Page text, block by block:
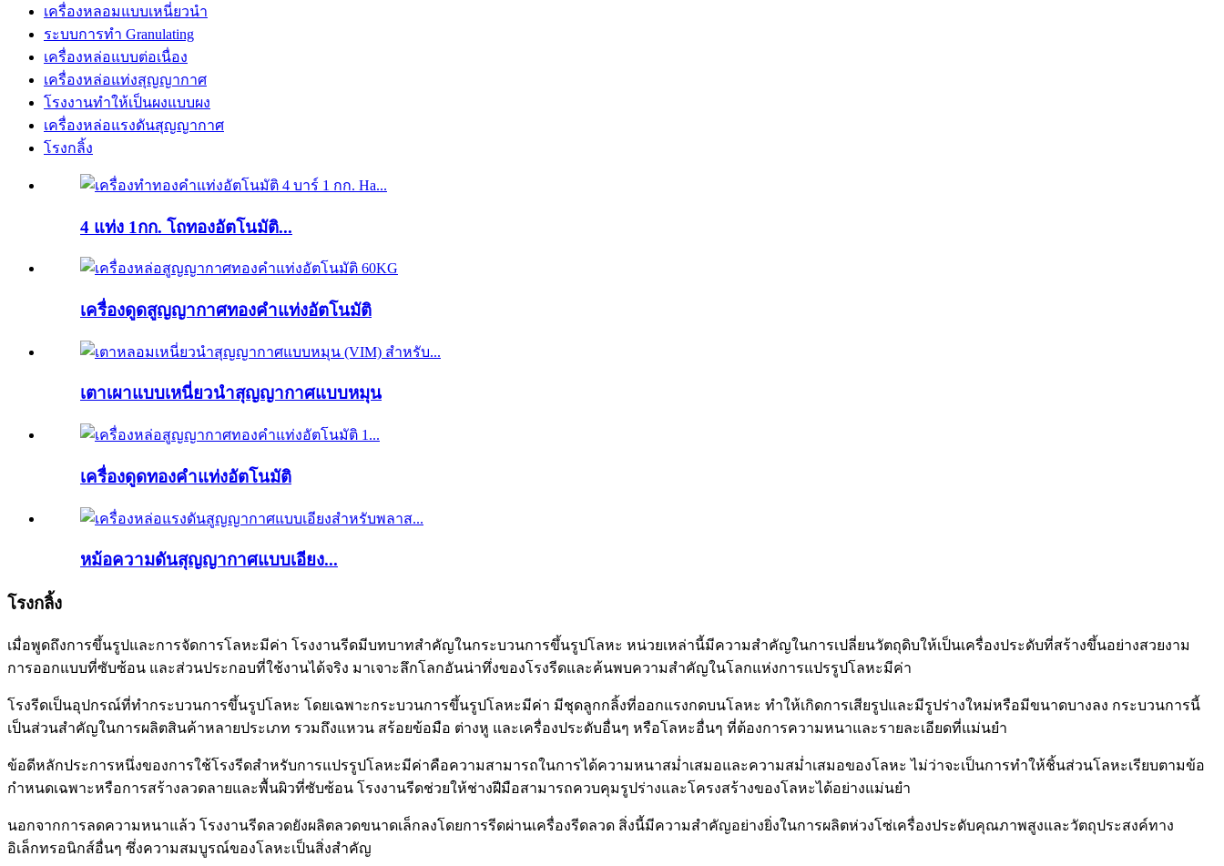
เครื่องหลอมแบบเหนี่ยวนำ
ระบบการทำ Granulating
เครื่องหล่อแบบต่อเนื่อง
เครื่องหล่อแท่งสุญญากาศ
โรงงานทำให้เป็นผงแบบผง
เครื่องหล่อแรงดันสุญญากาศ
โรงกลิ้ง
4 แท่ง 1กก. โถทองอัตโนมัติ...
เครื่องดูดสูญญากาศทองคำแท่งอัตโนมัติ
เตาเผาแบบเหนี่ยวนำสุญญากาศแบบหมุน
เครื่องดูดทองคำแท่งอัตโนมัติ
หม้อความดันสุญญากาศแบบเอียง...
โรงกลิ้ง
เมื่อพูดถึงการขึ้นรูปและการจัดการโลหะมีค่า โรงงานรีดมีบทบาทสำคัญในกระบวนการขึ้นรูปโลหะ หน่วยเหล่านี้มีความสำคัญในการเปลี่ยนวัตถุดิบให้เป็นเครื่องประดับที่สร้างขึ้นอย่างสวยงาม
การออกแบบที่ซับซ้อน และส่วนประกอบที่ใช้งานได้จริง มาเจาะลึกโลกอันน่าทึ่งของโรงรีดและค้นพบความสำคัญในโลกแห่งการแปรรูปโลหะมีค่า
โรงรีดเป็นอุปกรณ์ที่ทำกระบวนการขึ้นรูปโลหะ โดยเฉพาะกระบวนการขึ้นรูปโลหะมีค่า มีชุดลูกกลิ้งที่ออกแรงกดบนโลหะ ทำให้เกิดการเสียรูปและมีรูปร่างใหม่หรือมีขนาดบางลง กระบวนการนี้
เป็นส่วนสำคัญในการผลิตสินค้าหลายประเภท รวมถึงแหวน สร้อยข้อมือ ต่างหู และเครื่องประดับอื่นๆ หรือโลหะอื่นๆ ที่ต้องการความหนาและรายละเอียดที่แม่นยำ
ข้อดีหลักประการหนึ่งของการใช้โรงรีดสำหรับการแปรรูปโลหะมีค่าคือความสามารถในการได้ความหนาสม่ำเสมอและความสม่ำเสมอของโลหะ ไม่ว่าจะเป็นการทำให้ชิ้นส่วนโลหะเรียบตามข้อ
กำหนดเฉพาะหรือการสร้างลวดลายและพื้นผิวที่ซับซ้อน โรงงานรีดช่วยให้ช่างฝีมือสามารถควบคุมรูปร่างและโครงสร้างของโลหะได้อย่างแม่นยำ
นอกจากการลดความหนาแล้ว โรงงานรีดลวดยังผลิตลวดขนาดเล็กลงโดยการรีดผ่านเครื่องรีดลวด สิ่งนี้มีความสำคัญอย่างยิ่งในการผลิตห่วงโซ่เครื่องประดับคุณภาพสูงและวัตถุประสงค์ทาง
อิเล็กทรอนิกส์อื่นๆ ซึ่งความสมบูรณ์ของโลหะเป็นสิ่งสำคัญ